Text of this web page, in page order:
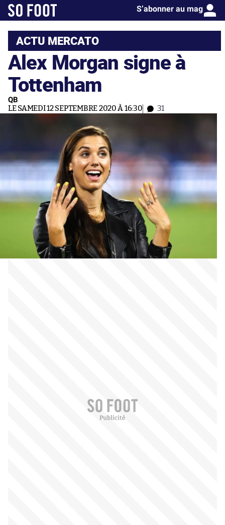
S’abonner au mag
ACTU MERCATO
Alex Morgan signe à
Tottenham
QB
LE SAMEDI 12 SEPTEMBRE 2020 À 16:30 31